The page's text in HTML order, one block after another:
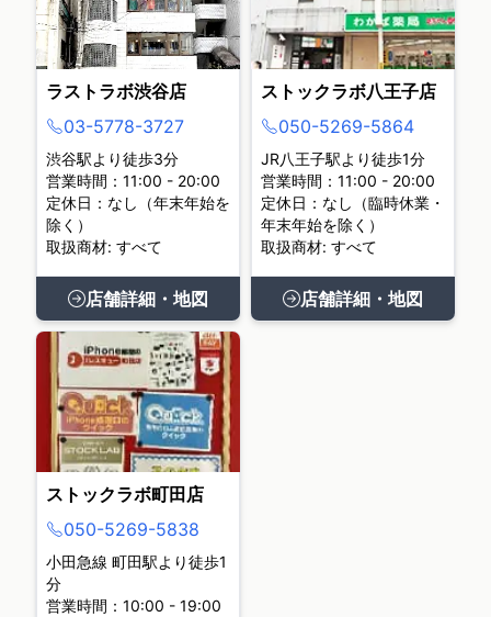
ラストラボ渋谷店
03-5778-3727
渋谷駅より徒歩3分
営業時間：11:00 - 20:00
定休日：なし（年末年始を
除く）
取扱商材: すべて
店舗詳細・地図
ストックラボ八王子店
050-5269-5864
JR八王子駅より徒歩1分
営業時間：11:00 - 20:00
定休日：なし（臨時休業・
年末年始を除く）
取扱商材: すべて
店舗詳細・地図
ストックラボ町田店
050-5269-5838
小田急線 町田駅より徒歩1
分
営業時間：10:00 - 19:00